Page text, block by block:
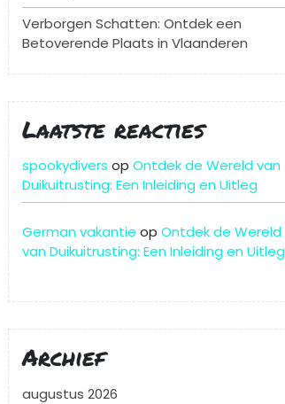
Verborgen Schatten: Ontdek een
Betoverende Plaats in Vlaanderen
Laatste reacties
spookydivers op Ontdek de Wereld van
Duikuitrusting: Een Inleiding en Uitleg
German vakantie op Ontdek de Wereld
van Duikuitrusting: Een Inleiding en Uitleg
Archief
augustus 2026